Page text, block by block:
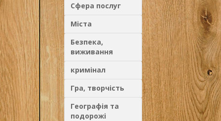
Сфера послуг
Міста
Безпека,
виживання
кримінал
Гра, творчість
Географія та
подорожі